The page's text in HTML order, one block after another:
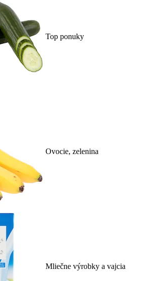
Top ponuky
Ovocie, zelenina
Mliečne výrobky a vajcia